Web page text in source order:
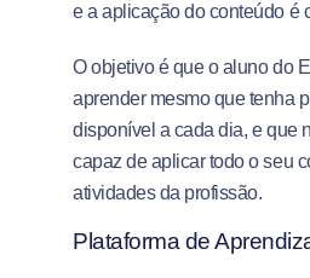
e a aplicação do conteúdo é
O objetivo é que o aluno do
aprender mesmo que tenha
disponível a cada dia, e que
capaz de aplicar todo o seu
atividades da profissão.
Plataforma de